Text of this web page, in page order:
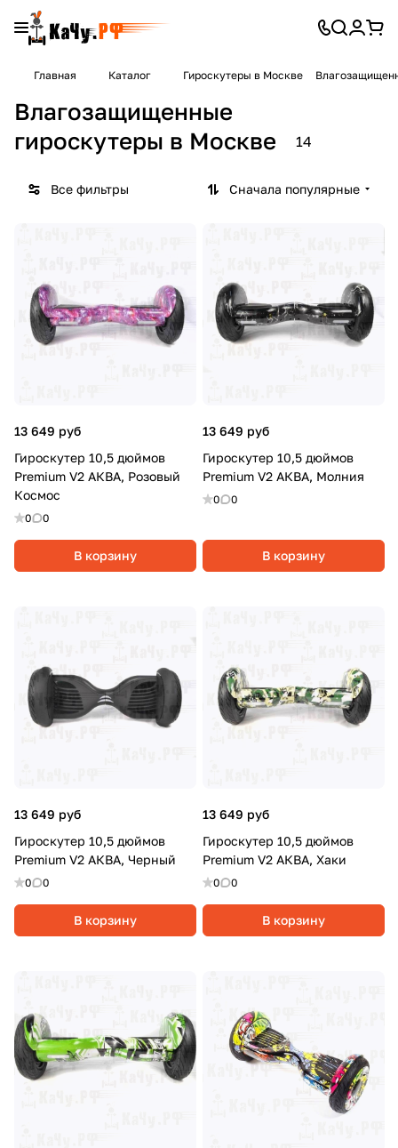
Главная Каталог Гироскутеры в Москве
Влагозащищенные
гироскутеры в Москве
14
Все фильтры Сначала популярные
13 649 руб
Гироскутер 10,5 дюймов
Premium V2 АКВА, Розовый
Космос
0 0
В корзину
13 649 руб
Гироскутер 10,5 дюймов
Premium V2 АКВА, Молния
0 0
В корзину
13 649 руб
Гироскутер 10,5 дюймов
Premium V2 АКВА, Черный
0 0
В корзину
13 649 руб
Гироскутер 10,5 дюймов
Premium V2 АКВА, Хаки
0 0
В корзину